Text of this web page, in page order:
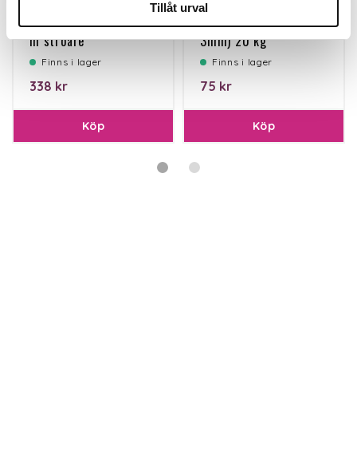
Tillåt urval
Isfritt Pro 12,5L Hink
m ströare
Finns i lager
338 kr
Köp
Rådasand Isgrus (1-
3mm) 20 kg
Finns i lager
75 kr
Köp